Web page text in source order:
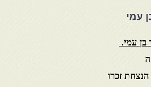
עמי
בן עמי.
זכרו